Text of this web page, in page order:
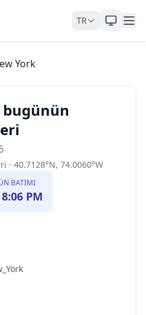
TR
York
bugünün
· 40.7128°N, 74.0060°W
BATIMI
8:06 PM